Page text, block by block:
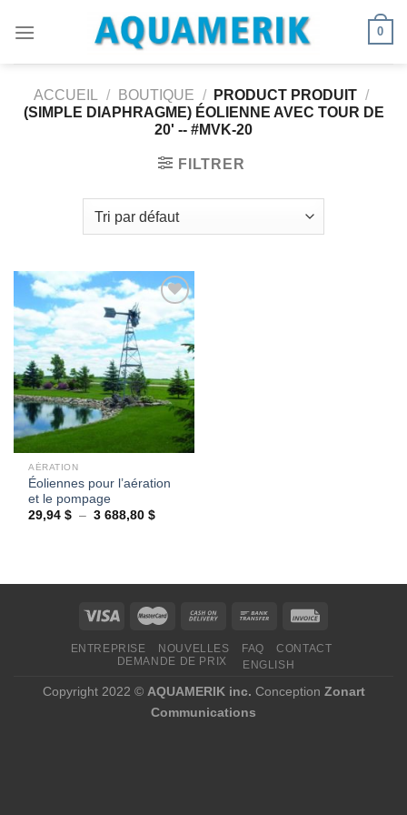
0
ACCUEIL / BOUTIQUE / PRODUCT PRODUIT /
(SIMPLE DIAPHRAGME) ÉOLIENNE AVEC TOUR DE
20' -- #MVK-20
FILTRER
Ajouter
à la
wishlist
AÉRATION
Éoliennes pour l’aération
et le pompage
29,94$ – 3 688,80$Plage
688,80 $
ENTREPRISE NOUVELLES FAQ
CONTACT
DEMANDE DE PRIX
ENGLISH
Copyright 2022 © AQUAMERIK inc. Conception Zonart
Communications